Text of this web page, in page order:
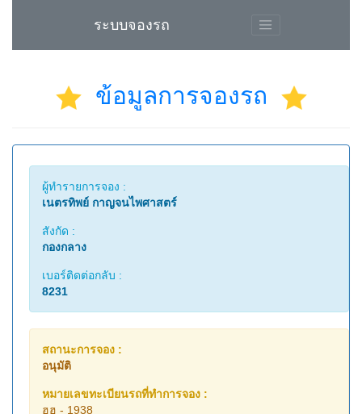
ระบบจองรถ
ข้อมูลการจองรถ
ผู้ทำรายการจอง :
เนตรทิพย์ กาญจนไพศาสตร์
สังกัด :
กองกลาง
เบอร์ติดต่อกลับ :
8231
สถานะการจอง :
อนุมัติ
หมายเลขทะเบียนรถที่ทำการจอง :
ฮฮ - 1938